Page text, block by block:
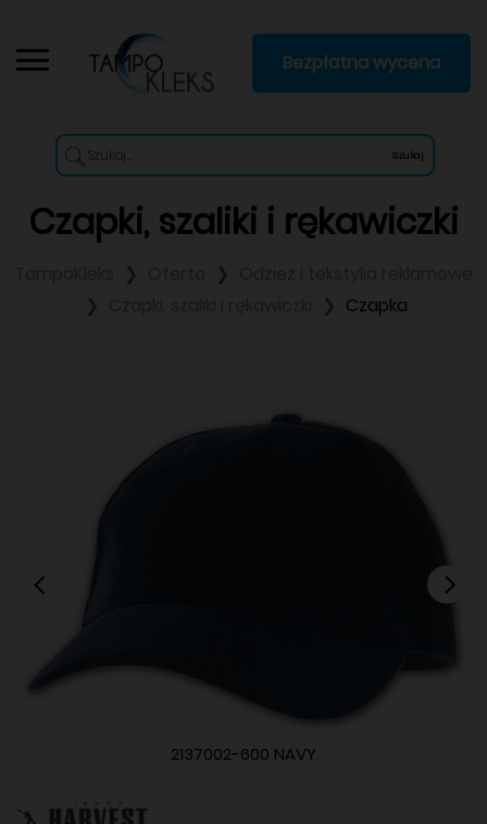
Szukaj
Bezpłatna wycena
Czapki, szaliki i rękawiczki
Czapka
2137002-600 NAVY